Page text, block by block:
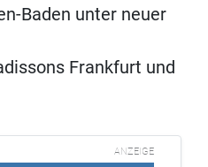
Baden unter neuer
Frankfurt und
ANZEIGE